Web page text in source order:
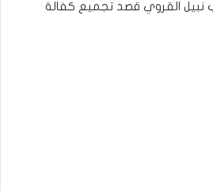
نبيل القروي قصد تجميع كفالة